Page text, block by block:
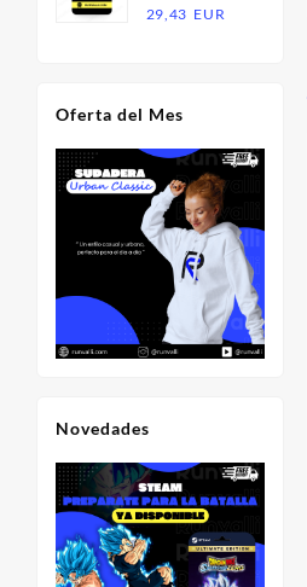
18,20
11,83
29,43 EUR
hasta
29,43
Oferta del Mes
Novedades